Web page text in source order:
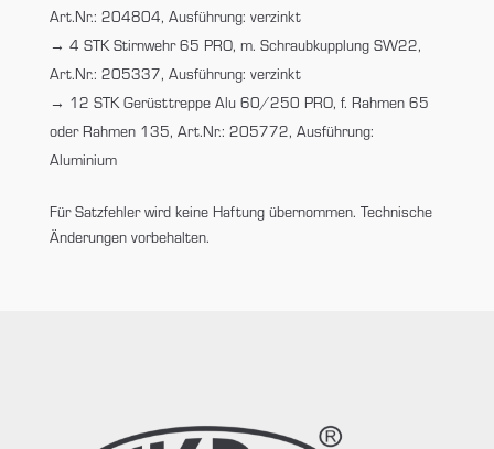
Art.Nr.: 204804, Ausführung: verzinkt
4 STK Stirnwehr 65 PRO, m. Schraubkupplung SW22,
Art.Nr.: 205337, Ausführung: verzinkt
12 STK Gerüsttreppe Alu 60/250 PRO, f. Rahmen 65
oder Rahmen 135, Art.Nr.: 205772, Ausführung:
Aluminium
Für Satzfehler wird keine Haftung übernommen. Technische
Änderungen vorbehalten.